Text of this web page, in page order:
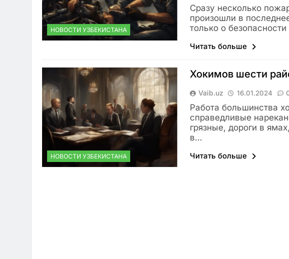
НОВОСТИ УЗБЕКИСТАНА
Сразу несколько
произошли в
только о
Читать больше
НОВОСТИ УЗБЕКИСТАНА
Хокимов шести
Vaib.uz 16.01.2024
Работа большинства
справедливые
грязные, дороги в
в…
Читать больше